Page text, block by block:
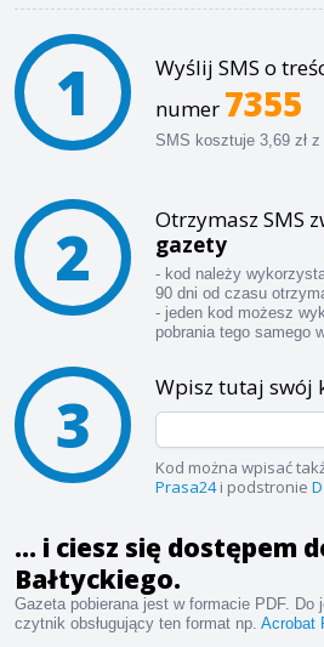
1 Wyślij SMS o
numer 7355
SMS kosztuje 3,69 zł z
2 Otrzymasz SMS
gazety
- kod należy
90 dni od czasu
- jeden kod możesz
pobrania tego samego
3 Wpisz tutaj swój
Kod można wpisać
Prasa24i podstronie
... i ciesz się dostępem
Bałtyckiego.
Gazeta pobierana jest w formacie PDF.
czytnik obsługujący ten format np. Acrobat